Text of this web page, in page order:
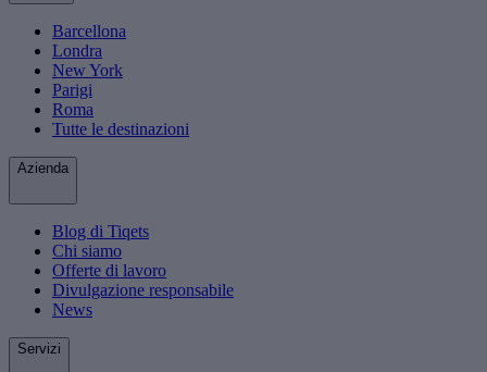
Barcellona
Londra
New York
Parigi
Roma
Tutte le destinazioni
Azienda
Blog di Tiqets
Chi siamo
Offerte di lavoro
Divulgazione responsabile
News
Servizi